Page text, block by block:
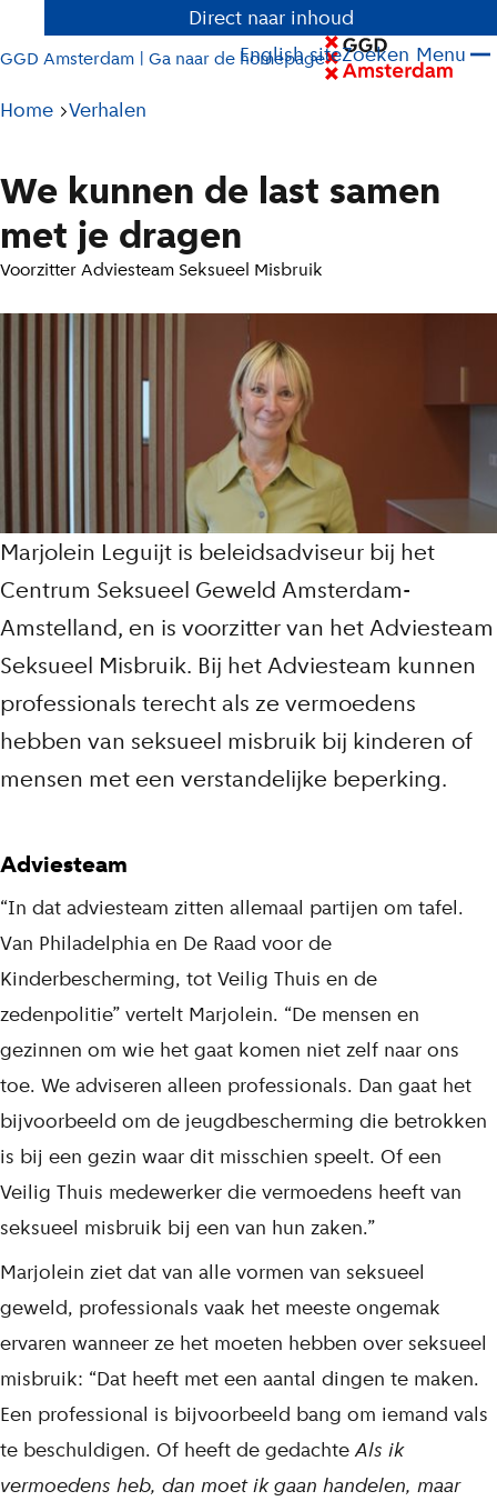
Direct naar inhoud
GGD Amsterdam | Ga naar de homepage
English siteZoeken Menu
Pad
huidige
Home Verhalen
We kunnen de last samen
met je dragen
Voorzitter Adviesteam Seksueel Misbruik
Marjolein Leguijt is beleidsadviseur bij het
Centrum Seksueel Geweld Amsterdam-
Amstelland, en is voorzitter van het Adviesteam
Seksueel Misbruik. Bij het Adviesteam kunnen
professionals terecht als ze vermoedens
hebben van seksueel misbruik bij kinderen of
mensen met een verstandelijke beperking.
Adviesteam
“In dat adviesteam zitten allemaal partijen om tafel.
Van Philadelphia en De Raad voor de
Kinderbescherming, tot Veilig Thuis en de
zedenpolitie” vertelt Marjolein. “De mensen en
gezinnen om wie het gaat komen niet zelf naar ons
toe. We adviseren alleen professionals. Dan gaat het
bijvoorbeeld om de jeugdbescherming die betrokken
is bij een gezin waar dit misschien speelt. Of een
Veilig Thuis medewerker die vermoedens heeft van
seksueel misbruik bij een van hun zaken.”
Marjolein ziet dat van alle vormen van seksueel
geweld, professionals vaak het meeste ongemak
ervaren wanneer ze het moeten hebben over seksueel
misbruik: “Dat heeft met een aantal dingen te maken.
Een professional is bijvoorbeeld bang om iemand vals
te beschuldigen. Of heeft de gedachteAls ik
vermoedens heb, dan moet ik gaan handelen, maar